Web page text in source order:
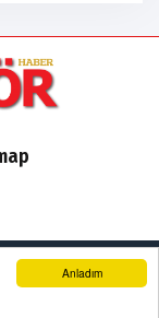
Anladım
Onemsoft